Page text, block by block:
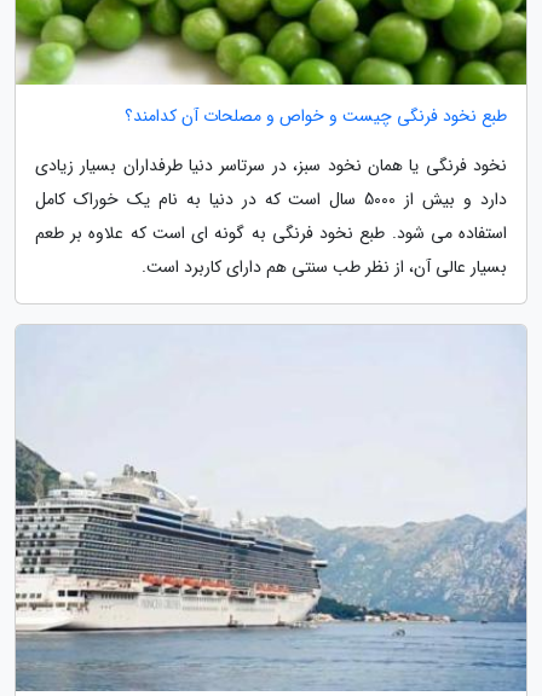
طبع نخود فرنگی چیست و خواص و مصلحات آن کدامند؟
نخود فرنگی یا همان نخود سبز، در سرتاسر دنیا طرفداران بسیار زیادی
دارد و بیش از 5000 سال است که در دنیا به نام یک خوراک کامل
استفاده می شود. طبع نخود فرنگی به گونه ای است که علاوه بر طعم
بسیار عالی آن، از نظر طب سنتی هم دارای کاربرد است.